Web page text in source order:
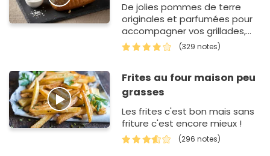
De jolies pommes de terre
originales et parfumées pour
accompagner vos grillades,
poissons... enfin tout ce que
vous voulez.Assaisonnez-les
(329 notes)
Frites au four maison peu
grasses
Les frites c'est bon mais sans
friture c'est encore mieux !
(296 notes)